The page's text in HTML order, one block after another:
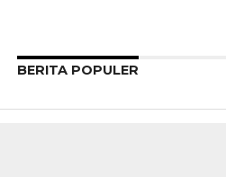
BERITA POPULER